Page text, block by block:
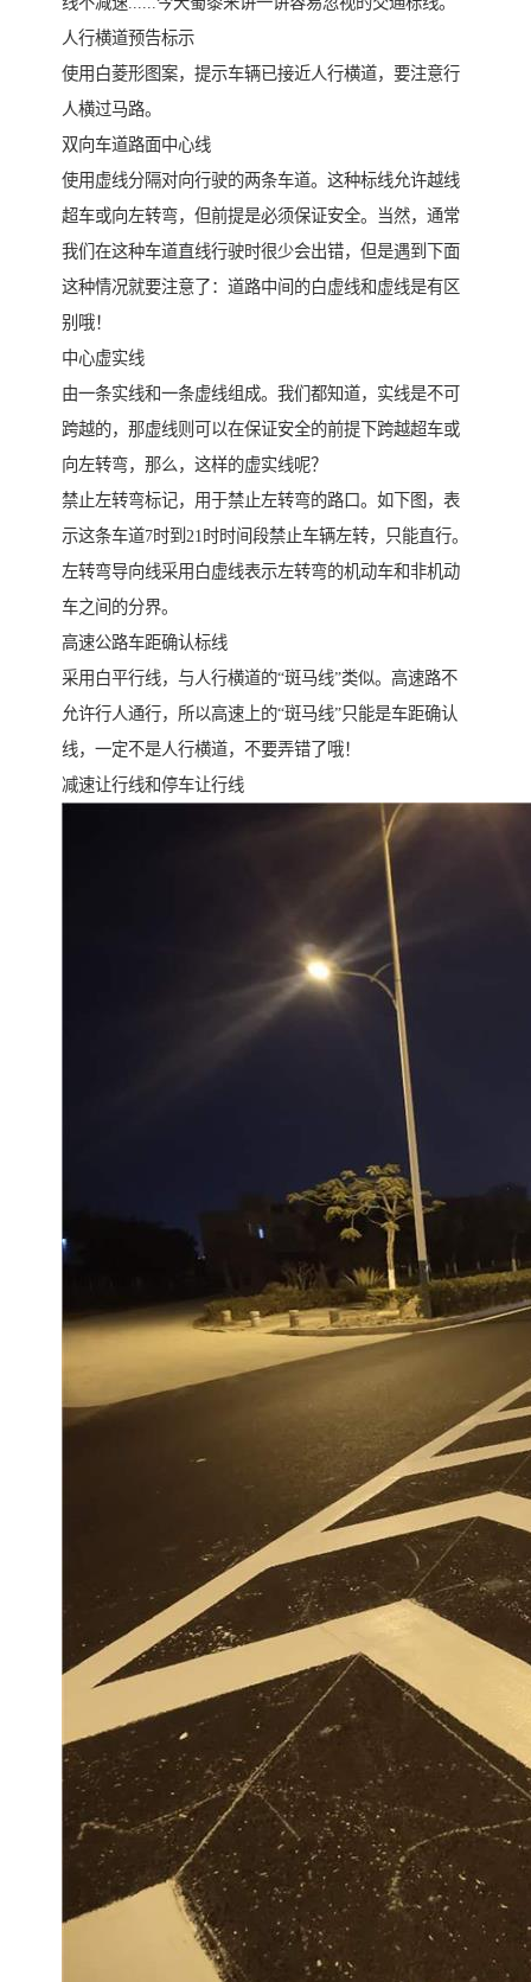
人行横道预告标示
使用白菱形图案，提示车辆已接近人行横道，要注意行
人横过马路。
双向车道路面中心线
使用虚线分隔对向行驶的两条车道。这种标线允许越线
超车或向左转弯，但前提是必须保证安全。当然，通常
我们在这种车道直线行驶时很少会出错，但是遇到下面
这种情况就要注意了：道路中间的白虚线和虚线是有区
别哦！
中心虚实线
由一条实线和一条虚线组成。我们都知道，实线是不可
跨越的，那虚线则可以在保证安全的前提下跨越超车或
向左转弯，那么，这样的虚实线呢？
禁止左转弯标记，用于禁止左转弯的路口。如下图，表
示这条车道7时到21时时间段禁止车辆左转，只能直行。
左转弯导向线采用白虚线表示左转弯的机动车和非机动
车之间的分界。
高速公路车距确认标线
采用白平行线，与人行横道的“斑马线”类似。高速路不
允许行人通行，所以高速上的“斑马线”只能是车距确认
线，一定不是人行横道，不要弄错了哦！
减速让行线和停车让行线